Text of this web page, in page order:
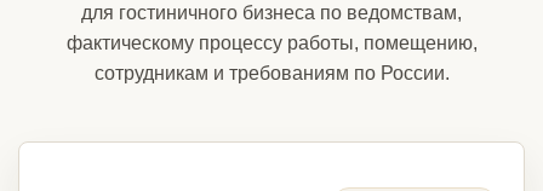
для гостиничного бизнеса по ведомствам,
фактическому процессу работы, помещению,
сотрудникам и требованиям по России.